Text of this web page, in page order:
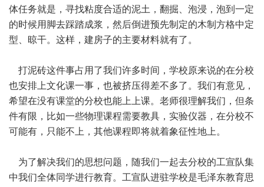
体任务就是，寻找粘度合适的泥土，翻掘、泡浸，泡到一定
的时候用脚去踩踏成浆，然后倒进预先制定的木制方格中定
型、晾干。这样，建房子的主要材料就有了。
打泥砖这件事占用了我们许多时间，学校原来说的在分校
也安排上文化课一事，也被挤压得差不多了。我们有意见，
希望在没有课堂的分校也能上上课。老师很理解我们，但条
件有限，比如一些物理课程需要教具，实验仪器，在分校不
可能有，只能不上，其他课程即将就着象征性地上。
为了解决我们的思想问题，随我们一起去分校的工宣队集
中我们全体同学进行教育。工宣队进驻学校是毛泽东教育思